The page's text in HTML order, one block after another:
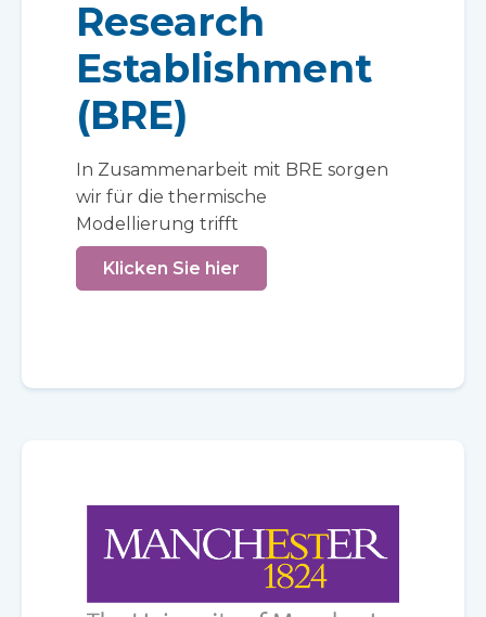
Research
Establishment
(BRE)
In Zusammenarbeit mit BRE sorgen
wir für die thermische
Modellierung trifft
Klicken Sie hier